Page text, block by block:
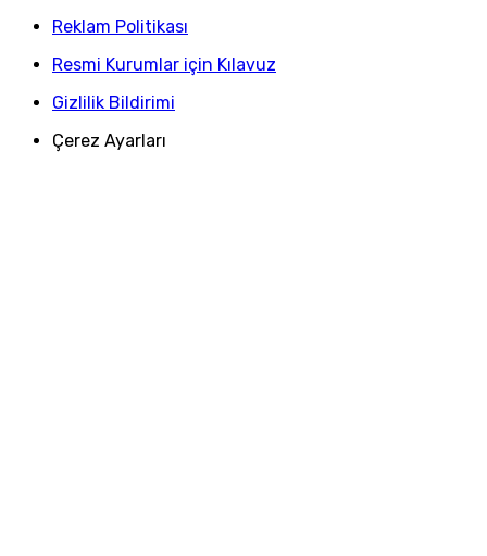
Reklam Politikası
Resmi Kurumlar için Kılavuz
Gizlilik Bildirimi
Çerez Ayarları